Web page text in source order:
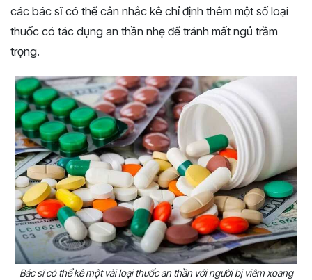
các bác sĩ có thể cân nhắc kê chỉ định thêm một số loại
thuốc có tác dụng an thần nhẹ để tránh mất ngủ trầm
trọng.
Bác sĩ có thể kê một vài loại thuốc an thần với người bị viêm xoang